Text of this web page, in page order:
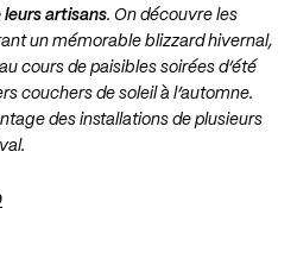
leurs artisans. On découvre les
un mémorable blizzard hivernal,
cours de paisibles soirées d’été
couchers de soleil à l’automne.
des installations de plusieurs